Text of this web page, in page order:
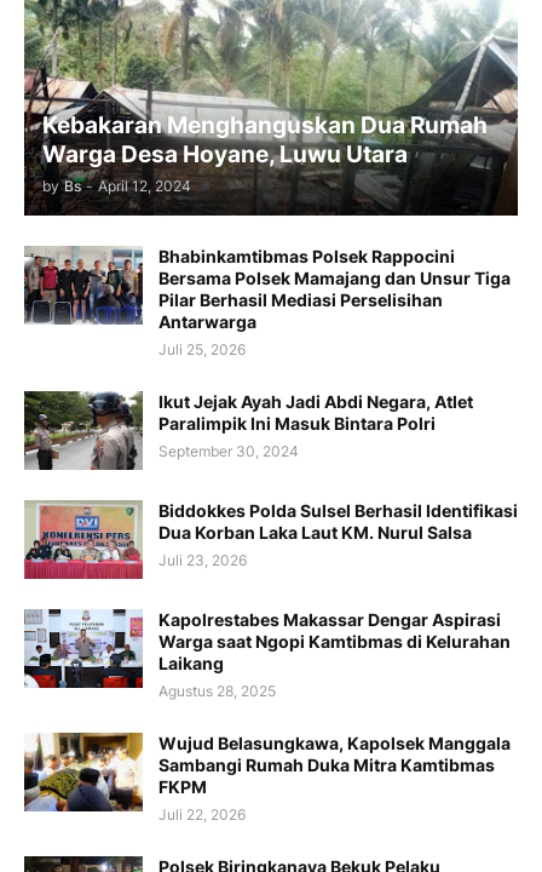
Kebakaran Menghanguskan Dua Rumah
Warga Desa Hoyane, Luwu Utara
by Bs - April 12, 2024
Bhabinkamtibmas Polsek Rappocini
Bersama Polsek Mamajang dan Unsur Tiga
Pilar Berhasil Mediasi Perselisihan
Antarwarga
Juli 25, 2026
Ikut Jejak Ayah Jadi Abdi Negara, Atlet
Paralimpik Ini Masuk Bintara Polri
September 30, 2024
Biddokkes Polda Sulsel Berhasil Identifikasi
Dua Korban Laka Laut KM. Nurul Salsa
Juli 23, 2026
Kapolrestabes Makassar Dengar Aspirasi
Warga saat Ngopi Kamtibmas di Kelurahan
Laikang
Agustus 28, 2025
Wujud Belasungkawa, Kapolsek Manggala
Sambangi Rumah Duka Mitra Kamtibmas
FKPM
Juli 22, 2026
Polsek Biringkanaya Bekuk Pelaku